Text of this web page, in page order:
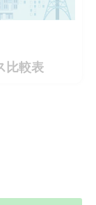
比較表